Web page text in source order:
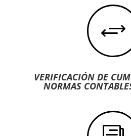
+
VERIFICACIÓN DE
NORMAS